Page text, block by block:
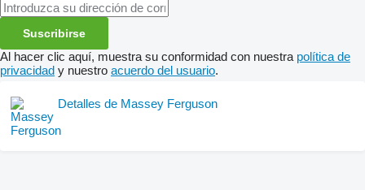
Suscribirse
Al hacer clic aquí, muestra su conformidad con nuestra política de
privacidad y nuestro acuerdo del usuario.
Detalles de Massey Ferguson